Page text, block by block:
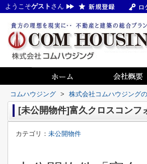
ようこそゲスト さん
コムハウジング > 株式会社コムハウジング
[未公開物件]富久クロスコンフ
カテゴリ： 未公開物件